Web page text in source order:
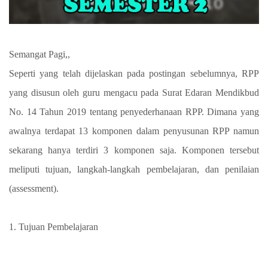
Semangat Pagi,,
Seperti yang telah dijelaskan pada postingan sebelumnya, RPP
yang disusun oleh guru mengacu pada Surat Edaran Mendikbud
No. 14 Tahun 2019 tentang penyederhanaan RPP. Dimana yang
awalnya terdapat 13 komponen dalam penyusunan RPP namun
sekarang hanya terdiri 3 komponen saja. Komponen tersebut
meliputi tujuan, langkah-langkah pembelajaran, dan penilaian
(assessment).
1. Tujuan Pembelajaran